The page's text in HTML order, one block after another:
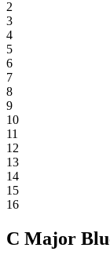
2
3
4
5
6
7
8
9
10
11
12
13
14
15
16